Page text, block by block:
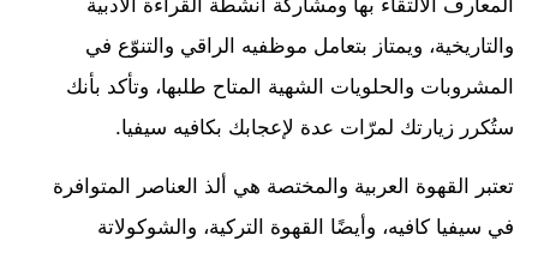
والتاريخية، ويمتاز بتعامل موظفيه الراقي والتنوّع في
المشروبات والحلويات الشهية المتاح طلبها، وتأكد بأنك
ستُكرر زيارتك لمرّات عدة لإعجابك بكافيه سيفيا.
تعتبر القهوة العربية والمختصة هي ألذ العناصر المتوافرة
في سيفيا كافيه، وأيضًا القهوة التركية، والشوكولاتة